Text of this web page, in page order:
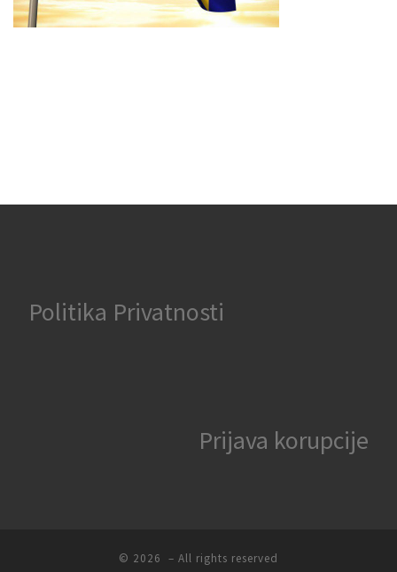
Politika Privatnosti
Prijava korupcije
© 2026 – All rights reserved